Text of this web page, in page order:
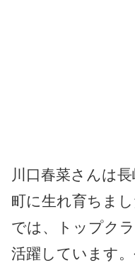
川口春菜さんは
町に生れ育ちま
では、トップク
活躍しています